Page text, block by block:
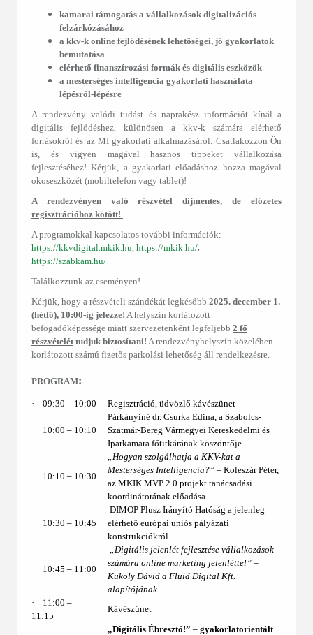
kamarai támogatás a vállalkozások digitalizációs
felzárkózásához
a kkv-k online fejlődésének lehetőségei, jó gyakorlatok
bemutatása
elérhető finanszírozási formák és digitális eszközök
a mesterséges intelligencia gyakorlati használata ‒
lépésről-lépésre
A rendezvény valódi tudást és naprakész információt kínál a
digitális fejlődéshez, különösen a kkv-k számára elérhető
forrásokról és az MI gyakorlati alkalmazásáról. Csatlakozzon Ön
is, és vigyen magával hasznos tippeket vállalkozása
fejlesztéséhez! Kérjük, a gyakorlati előadáshoz hozza magával
okoseszközét (mobiltelefon vagy tablet)!
A rendezvényen való részvétel díjmentes, de előzetes
regisztrációhoz kötött!
A programokkal kapcsolatos további információk:
https://kkvdigital.mkik.hu, https://mkik.hu/,
https://szabkam.hu/
Találkozzunk az eseményen!
Kérjük, hogy a részvételi szándékát legkésőbb 2025. december 1.
(hétfő), 10:00-ig jelezze! A helyszín korlátozott
befogadóképessége miatt szervezetenként legfeljebb 2 fő
részvételét tudjuk biztosítani! A rendezvényhelyszín közelében
korlátozott számú fizetős parkolási lehetőség áll rendelkezésre.
PROGRAM:
· 09:30 ‒ 10:00 Regisztráció, üdvözlő kávészünet
· 10:00 ‒ 10:10
Párkányiné dr. Csurka Edina, a Szabolcs-
Szatmár-Bereg Vármegyei Kereskedelmi és
Iparkamara főtitkárának köszöntője
· 10:10 ‒ 10:30
„Hogyan szolgálhatja a KKV-kat a
Mesterséges Intelligencia?” – Koleszár Péter,
az MKIK MVP 2.0 projekt tanácsadási
koordinátorának előadása
· 10:30 – 10:45
DIMOP Plusz Irányító Hatóság a jelenleg
elérhető európai uniós pályázati
konstrukciókról
· 10:45 – 11:00
„Digitális jelenlét fejlesztése vállalkozások
számára online marketing jelenléttel” –
Kukoly Dávid a Fluid Digital Kft.
alapítójának
·
11:00 ‒
11:15
Kávészünet
„Digitális Ébresztő!” – gyakorlatorientált